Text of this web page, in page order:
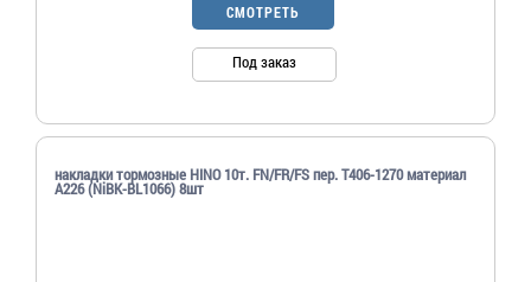
СМОТРЕТЬ
Под заказ
накладки тормозные HINO 10т. FN/FR/FS пер. T406-1270 материал
A226 (NiBK-BL1066) 8шт